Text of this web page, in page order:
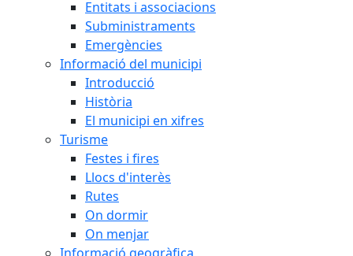
Entitats i associacions
Subministraments
Emergències
Informació del municipi
Introducció
Història
El municipi en xifres
Turisme
Festes i fires
Llocs d'interès
Rutes
On dormir
On menjar